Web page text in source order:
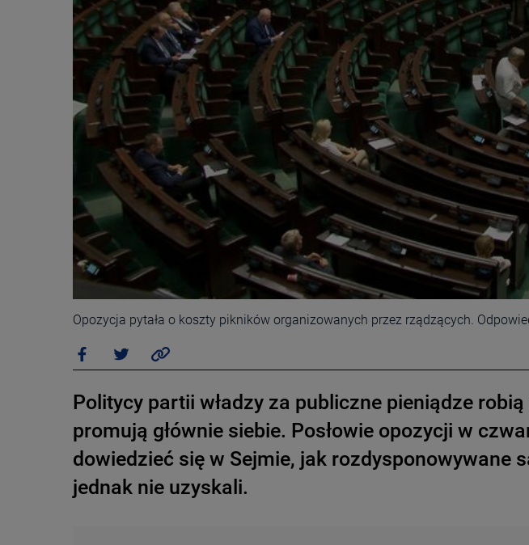
Opozycja pytała o koszty pikników organizowanych przez rządzących.
Politycy partii władzy za publiczne pieniądze
promują głównie siebie. Posłowie opozycji w
dowiedzieć się w Sejmie, jak rozdysponowywane
jednak nie uzyskali.